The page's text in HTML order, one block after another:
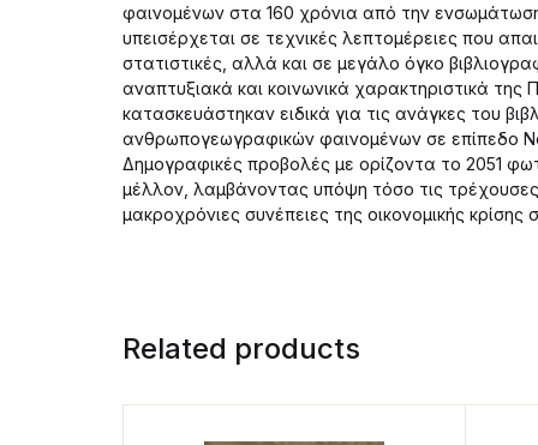
φαινομένων στα 160 χρόνια από την
υπεισέρχεται σε τεχνικές λεπτομέρειες που
στατιστικές, αλλά και σε μεγάλο όγκο
αναπτυξιακά και κοινωνικά χαρακτηριστικά
κατασκευάστηκαν ειδικά για τις ανάγκες του
ανθρωπογεωγραφικών φαινομένων σε επίπεδο
Δημογραφικές προβολές με ορίζοντα το 2051
μέλλον, λαμβάνοντας υπόψη τόσο τις
μακροχρόνιες συνέπειες της οικονομικής
Related products